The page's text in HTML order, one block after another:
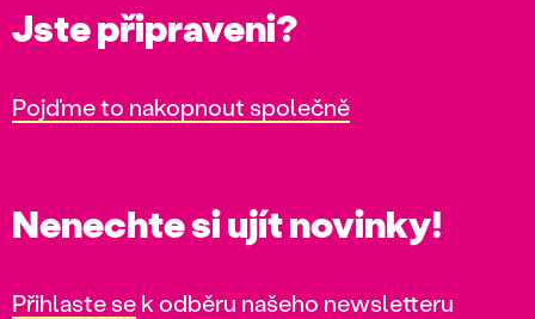
Jste připraveni?
Pojďme to nakopnout společně
Nenechte si ujít novinky!
Přihlaste sek odběru našeho newsletteru